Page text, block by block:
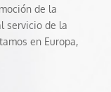
de la
servicio de la
en Europa,